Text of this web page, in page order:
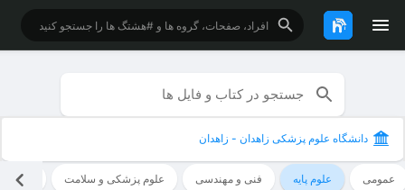
دانشگاه علوم پزشکی زاهدان - زاهدان
عمومی علوم پایه فنی و مهندسی علوم پزشکی و سلامت علوم